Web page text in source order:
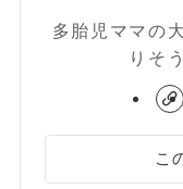
多胎児ママの
りそ
こ